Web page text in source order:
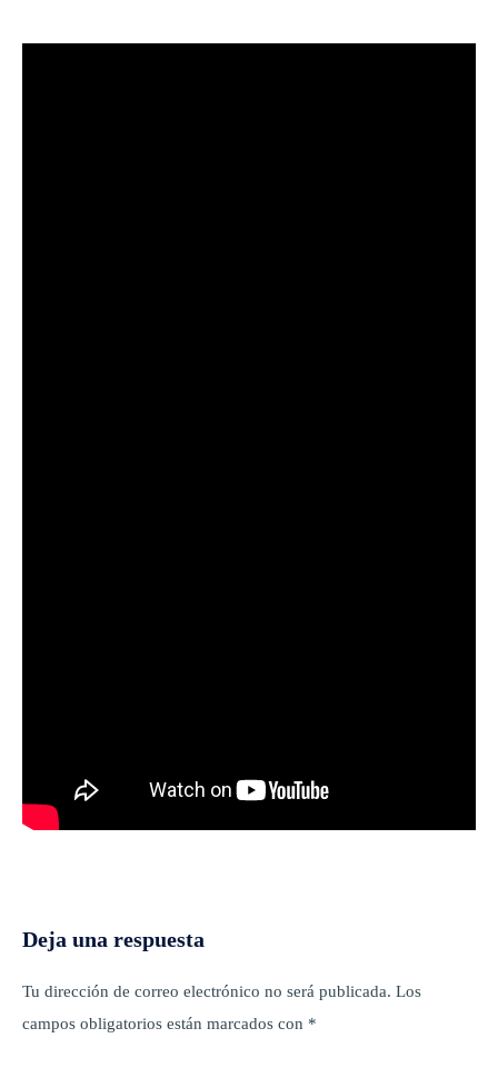
Deja una respuesta
Tu dirección de correo electrónico no será publicada. Los
campos obligatorios están marcados con *